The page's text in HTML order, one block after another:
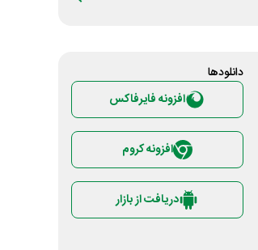
دانلود‌ها
افزونه فایرفاکس
افزونه کروم
دریافت از بازار